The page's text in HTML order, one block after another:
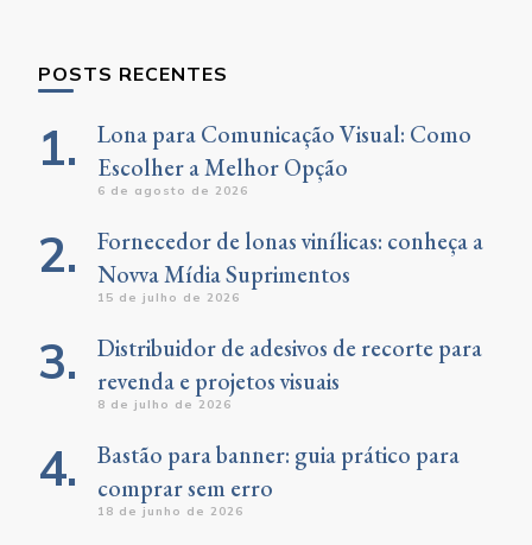
POSTS RECENTES
Lona para Comunicação Visual: Como
Escolher a Melhor Opção
6 de agosto de 2026
Fornecedor de lonas vinílicas: conheça a
Novva Mídia Suprimentos
15 de julho de 2026
Distribuidor de adesivos de recorte para
revenda e projetos visuais
8 de julho de 2026
Bastão para banner: guia prático para
comprar sem erro
18 de junho de 2026